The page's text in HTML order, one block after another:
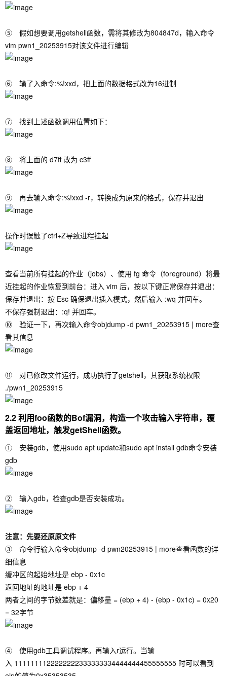
⑤ 假如想要调用getshell函数，需将其修改为804847d，输入命令
vim pwn1_20253915对该文件进行编辑
⑥ 输了入命令:%!xxd，把上面的数据格式改为16进制
⑦ 找到上述函数调用位置如下：
⑧ 将上面的 d7ff 改为 c3ff
⑨ 再去输入命令:%!xxd -r，转换成为原来的格式，保存并退出
操作时误触了ctrl+Z导致进程挂起
查看当前所有挂起的作业（jobs）、使用 fg 命令（foreground）将最
近挂起的作业恢复到前台：进入 vim 后，按以下键正常保存并退出：
保存并退出：按 Esc 确保退出插入模式，然后输入 :wq 并回车。
不保存强制退出：:q! 并回车。
⑩ 验证一下，再次输入命令objdump -d pwn1_20253915 | more查
看其信息
⑪ 对已修改文件运行，成功执行了getshell，其获取系统权限
./pwn1_20253915
2.2 利用foo函数的Bof漏洞，构造一个攻击输入字符串，覆
盖返回地址，触发getShell函数。
① 安装gdb，使用sudo apt update和sudo apt install gdb命令安装
gdb
② 输入gdb，检查gdb是否安装成功。
注意：先要还原原文件
③ 命令行输入命令objdump -d pwn20253915 | more查看函数的详
细信息
缓冲区的起始地址是 ebp - 0x1c
返回地址的地址是 ebp + 4
两者之间的字节数差就是：偏移量 = (ebp + 4) - (ebp - 0x1c) = 0x20
= 32字节
④ 使用gdb工具调试程序。再输入r运行。当输
入 1111111122222222333333334444444455555555 时可以看到